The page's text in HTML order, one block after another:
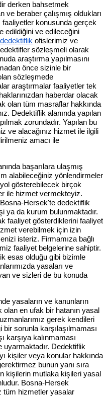
derken bahsetmek
ve beraber çalışmış oldukları
konusunda gerçek
edildiğini ve edileceğini
dedektiflik ofislerimiz ve
sözleşmeli olarak
araştırma yapılmasını
önce sizinle bir
sözleşmede
araştırmalar faaliyetler tek
haberdar olacak
olan tüm masraflar hakkında
Dedektiflik alanında yapılan
zorundadır. Yapılan bu
ve alacağınız hizmet ile ilgili
amacı ile
başarılara ulaşmış
alabileceğiniz yönlendirmeler
gösterebilecek birçok
ile hizmet vermekteyiz.
Hersek'te dedektiflik
ya da kurum bulunmaktadır.
faaliyet gösterdiklerini faaliyet
verebilmek için izin
isteriz. Firmamıza bağlı
faaliyet belgelerine sahiptir.
esas olduğu gibi bizimle
yasaları ve
ve sizleri de bu konuda
yasaların ve kanunların
en ufak bir hatanın yasal
gerek kendileri
sorunla karşılaşılmaması
karşıya kalınmaması
uyarmaktadır. Dedektiflik
kişiler veya konular hakkında
bunun yanı sıra
kişilerin mutlaka kişileri yasal
Bosna-Hersek
tüm hizmetler yasalar